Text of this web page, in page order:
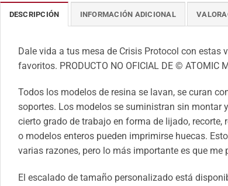
DESCRIPCIÓN INFORMACIÓN ADICIONAL
Dale vida a tus mesa de Crisis Protocol con estas
favoritos. PRODUCTO NO OFICIAL DE © ATOMIC
Todos los modelos de resina se lavan, se curan
soportes. Los modelos se suministran sin montar
cierto grado de trabajo en forma de lijado, recorte,
o modelos enteros pueden imprimirse huecas.
varias razones, pero lo más importante es que
El escalado de tamaño personalizado está